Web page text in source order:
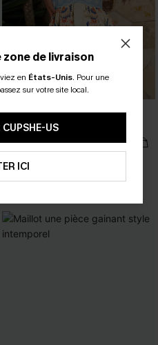
Haut tropical à col en v sans
manches fluide
20,00 €24,00 €
de livraison
en États-Unis. Pour une
sur votre site local.
CUPSHE-US
ICI